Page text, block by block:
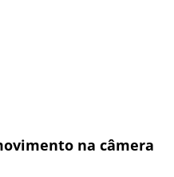
na câmera